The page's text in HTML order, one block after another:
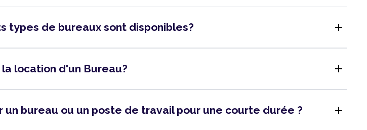
types de bureaux sont disponibles? add
location d'un Bureau? add
un bureau ou un poste de travail pour une courte durée ? add